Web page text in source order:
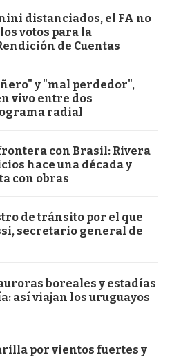
distanciados, el FA no
votos para la
de Cuentas
y "mal perdedor",
vivo entre dos
radial
con Brasil: Rivera
hace una década y
con obras
de tránsito por el que
secretario general de
boreales y estadías
así viajan los uruguayos
por vientos fuertes y